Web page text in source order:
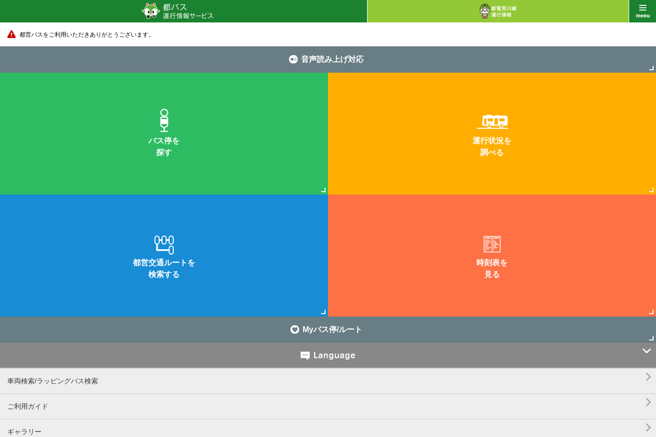
都営バスをご利用いただきありがとうございます。
音声読み上げ対応
バス停を
探す
運行状況を
調べる
都営交通ルートを
検索する
時刻表を
見る
Myバス停/ルート

車両検索/ラッピングバス検索 
ご利用ガイド 
ギャラリー 